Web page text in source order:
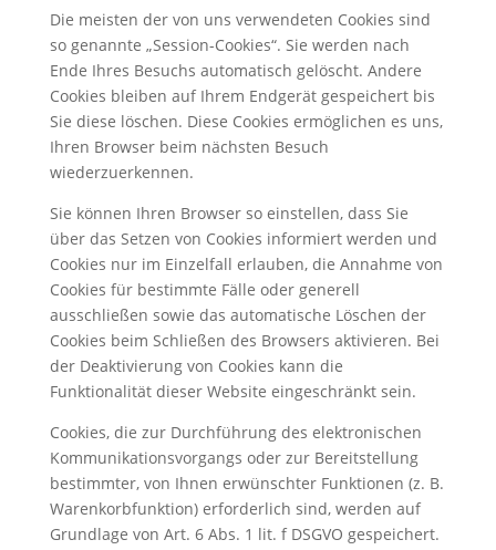
Die meisten der von uns verwendeten Cookies sind
so genannte „Session-Cookies“. Sie werden nach
Ende Ihres Besuchs automatisch gelöscht. Andere
Cookies bleiben auf Ihrem Endgerät gespeichert bis
Sie diese löschen. Diese Cookies ermöglichen es uns,
Ihren Browser beim nächsten Besuch
wiederzuerkennen.
Sie können Ihren Browser so einstellen, dass Sie
über das Setzen von Cookies informiert werden und
Cookies nur im Einzelfall erlauben, die Annahme von
Cookies für bestimmte Fälle oder generell
ausschließen sowie das automatische Löschen der
Cookies beim Schließen des Browsers aktivieren. Bei
der Deaktivierung von Cookies kann die
Funktionalität dieser Website eingeschränkt sein.
Cookies, die zur Durchführung des elektronischen
Kommunikationsvorgangs oder zur Bereitstellung
bestimmter, von Ihnen erwünschter Funktionen (z. B.
Warenkorbfunktion) erforderlich sind, werden auf
Grundlage von Art. 6 Abs. 1 lit. f DSGVO gespeichert.